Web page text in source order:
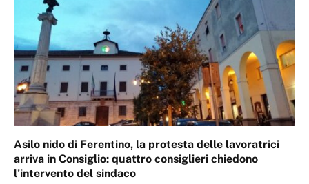
Asilo nido di Ferentino, la protesta delle lavoratrici
arriva in Consiglio: quattro consiglieri chiedono
l’intervento del sindaco